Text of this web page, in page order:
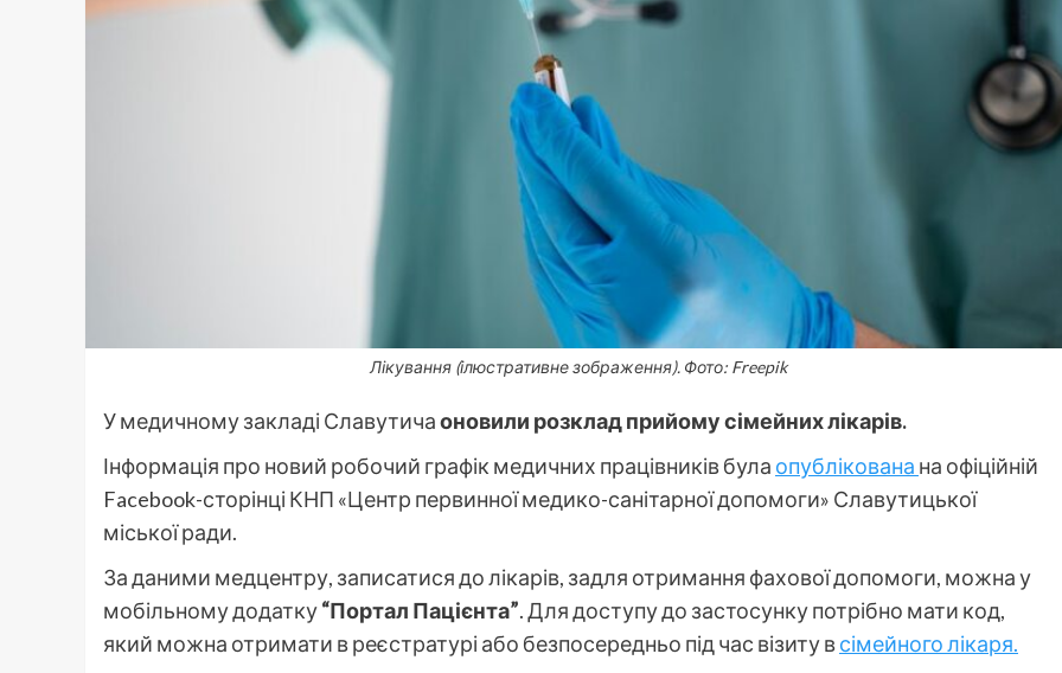
Лікування (ілюстративне зображення). Фото: Freepik
У медичному закладі Славутичаоновили розклад прийому сімейних лікарів.
Інформація про новий робочий графік медичних працівників була опублікована на офіційній
Facebook-сторінці КНП «Центр первинної медико-санітарної допомоги» Славутицької
міської ради.
За даними медцентру, записатися до лікарів, задля отримання фахової допомоги, можна у
мобільному додатку“Портал Пацієнта”. Для доступу до застосунку потрібно мати код,
який можна отримати в реєстратурі або безпосередньо під час візиту всімейного лікаря.